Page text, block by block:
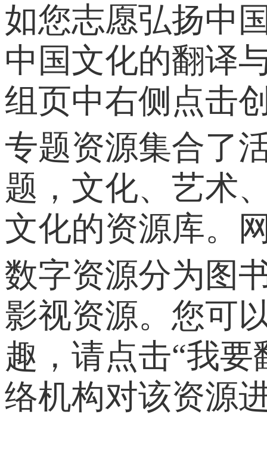
如您志愿弘扬中
中国文化的翻译
组页中右侧点击
专题资源集合了
题，文化、艺术
文化的资源库。
数字资源分为图
影视资源。您可
趣，请点击“我
络机构对该资源